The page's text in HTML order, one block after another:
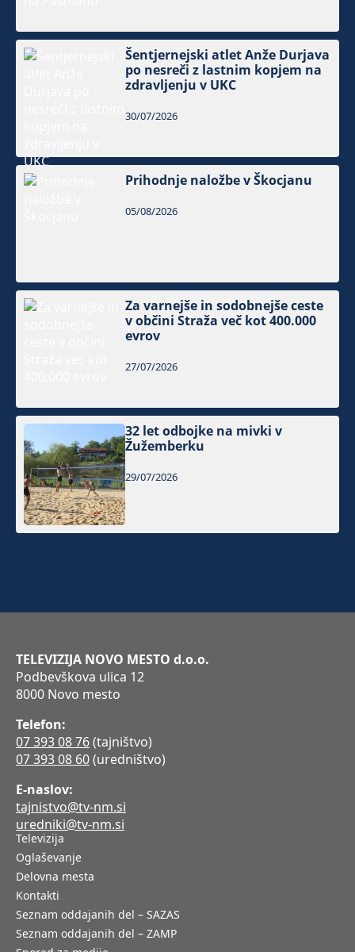
Šentjernejski atlet Anže Durjava
po nesreči z lastnim kopjem na
zdravljenju v UKC
30/07/2026
Prihodnje naložbe v Škocjanu
05/08/2026
Za varnejše in sodobnejše ceste
v občini Straža več kot 400.000
evrov
27/07/2026
32 let odbojke na mivki v
Žužemberku
29/07/2026
TELEVIZIJA NOVO MESTO d.o.o.
Podbevškova ulica 12
8000 Novo mesto
Telefon:
07 393 08 76(tajništvo)
07 393 08 60(uredništvo)
E-naslov:
tajnistvo@tv-nm.si
uredniki@tv-nm.si
Televizija
Oglaševanje
Delovna mesta
Kontakti
Seznam oddajanih del – SAZAS
Seznam oddajanih del – ZAMP